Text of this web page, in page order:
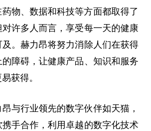
物、数据和科技等方面都取得了
许多人而言，享受每一天的健康
。赫力昂将努力消除人们在获得
障碍，让健康产品、知识和服务
获得。
与行业领先的数字伙伴如天猫，
手合作，利用卓越的数字化技术